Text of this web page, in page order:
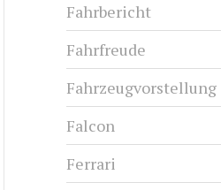
Fahrbericht
Fahrfreude
Fahrzeugvorstellung
Falcon
Ferrari